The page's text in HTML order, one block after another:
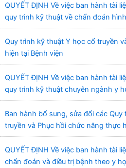
QUYẾT ĐỊNH Về việc ban hành tài
quy trình kỹ thuật về chẩn đoán
quang”
Quy trình kỹ thuật Y học cổ truyền
hiện tại Bệnh viện
QUYẾT ĐỊNH Về việc ban hành tài
quy trình kỹ thuật chuyên ngành y
Ban hành bổ sung, sửa đổi các
truyền và Phục hồi chức năng thực
QUYẾT ĐỊNH Về việc ban hành tài
chẩn đoán và điều trị bệnh theo y